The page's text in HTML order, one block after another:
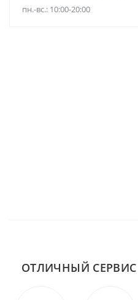
пн.-вс.: 10:00-20:00
ОТЛИЧНЫЙ СЕРВИС